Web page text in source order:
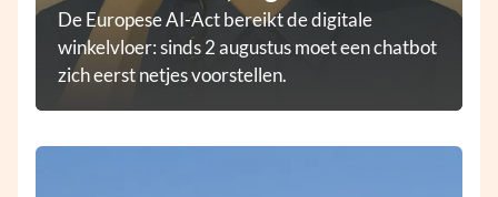
De Europese AI-Act bereikt de digitale
winkelvloer: sinds 2 augustus moet een chatbot
zich eerst netjes voorstellen.